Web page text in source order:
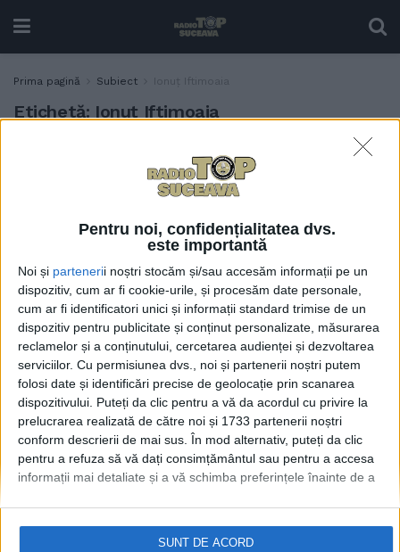
Pentru noi, confidențialitatea dvs.
este importantă
Noi și partenerii noștri stocăm și/sau accesăm informații pe un
dispozitiv, cum ar fi cookie-urile, și procesăm date personale,
cum ar fi identificatori unici și informații standard trimise de un
dispozitiv pentru publicitate și conținut personalizate, măsurarea
reclamelor și a conținutului, cercetarea audienței și dezvoltarea
serviciilor. Cu permisiunea dvs., noi și partenerii noștri putem
folosi date și identificări precise de geolocație prin scanarea
dispozitivului. Puteți da clic pentru a vă da acordul cu privire la
prelucrarea realizată de către noi și 1733 partenerii noștri
conform descrierii de mai sus. În mod alternativ, puteți da clic
pentru a refuza să vă dați consimțământul sau pentru a accesa
informații mai detaliate și a vă schimba preferințele înainte de a
SUNT DE ACORD
Prima pagină Subiect Ionuț Iftimoaia
Etichetă: Ionuț Iftimoaia
Meciul de retragere al
suceveanului Sorin
Mihalescul, la gala de kick-
Tournament”: Voi da ce e
mai bun, ca să aduc cinste și
onoare orașului nostru
17 APRILIE, 2026
© 2020Radio TOP Suceava 104 FM